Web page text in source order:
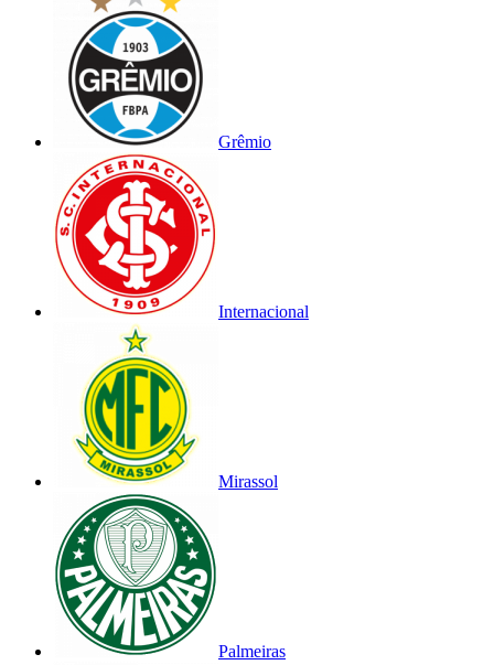
Grêmio
Internacional
Mirassol
Palmeiras